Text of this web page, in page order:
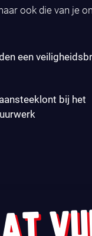
ook die van je
een
bij het